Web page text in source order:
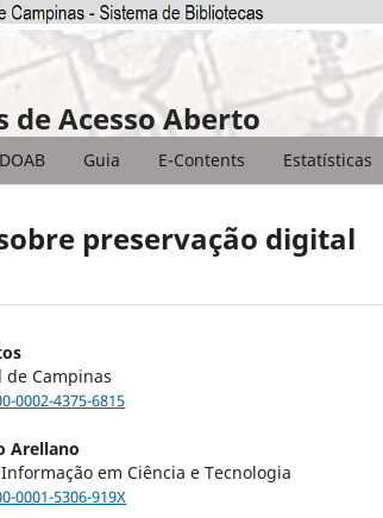
de Acesso Aberto
DOAB Guia E-Contents Estatísticas
preservação digital
de Campinas
0002-4375-6815
Arellano
em Ciência e Tecnologia
0001-5306-919X